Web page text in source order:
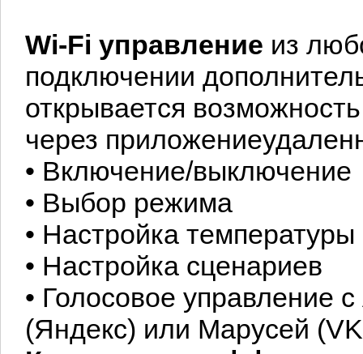
Wi-Fi управление из
подключении
открывается
через
• Включение/выключение
• Выбор режима
• Настройка температуры
• Настройка сценариев
• Голосовое управление
(Яндекс) или Марусей